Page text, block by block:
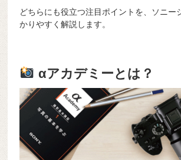
どちらにも役立つ注目ポイントを、ソニー
かりやすく解説します。
αアカデミーとは？